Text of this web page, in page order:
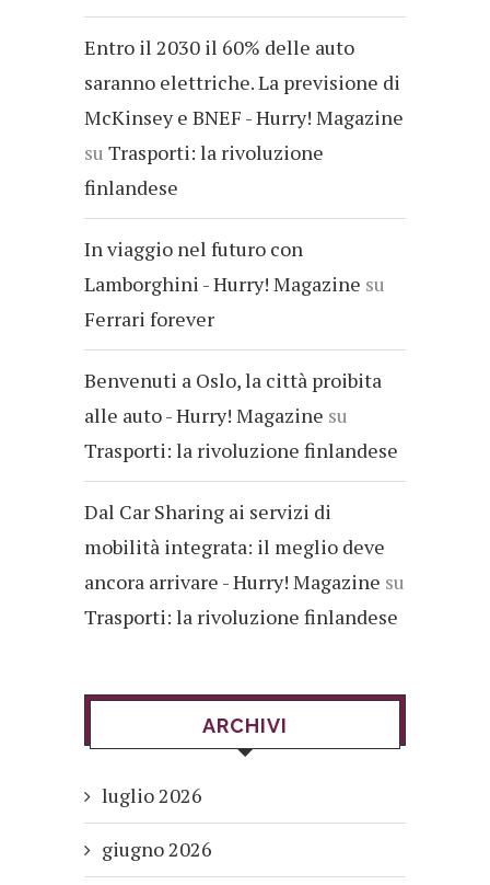
Entro il 2030 il 60% delle auto
saranno elettriche. La previsione di
McKinsey e BNEF - Hurry! Magazine
su Trasporti: la rivoluzione
finlandese
In viaggio nel futuro con
Lamborghini - Hurry! Magazine su
Ferrari forever
Benvenuti a Oslo, la città proibita
alle auto - Hurry! Magazine su
Trasporti: la rivoluzione finlandese
Dal Car Sharing ai servizi di
mobilità integrata: il meglio deve
ancora arrivare - Hurry! Magazine su
Trasporti: la rivoluzione finlandese
ARCHIVI
luglio 2026
giugno 2026